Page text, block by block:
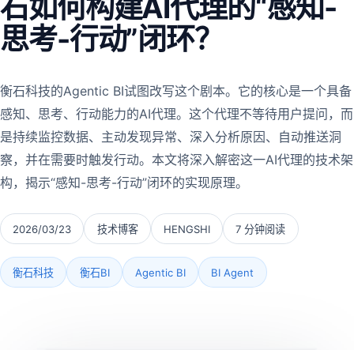
石如何构建AI代理的“感知-
思考-行动”闭环？
衡石科技的Agentic BI试图改写这个剧本。它的核心是一个具备
感知、思考、行动能力的AI代理。这个代理不等待用户提问，而
是持续监控数据、主动发现异常、深入分析原因、自动推送洞
察，并在需要时触发行动。本文将深入解密这一AI代理的技术架
构，揭示“感知-思考-行动”闭环的实现原理。
2026/03/23 技术博客 HENGSHI 7 分钟阅读
衡石科技 衡石BI Agentic BI BI Agent